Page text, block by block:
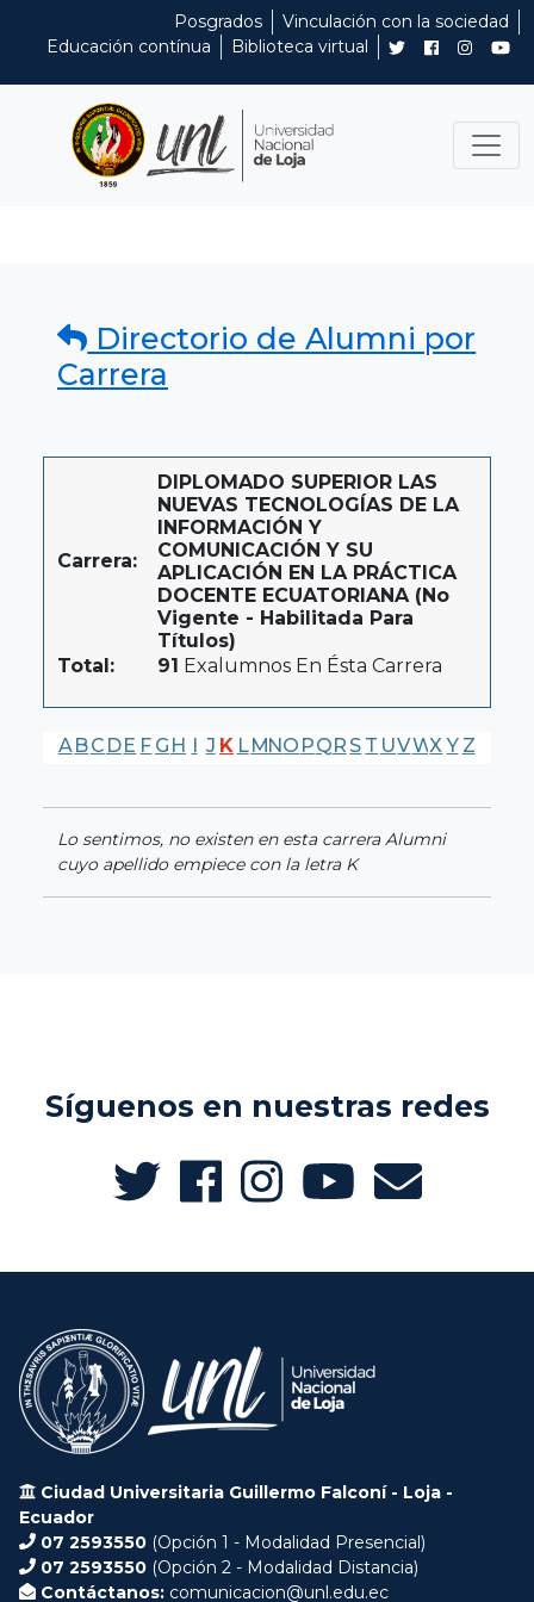
Posgrados
Vinculación con la sociedad
Educación contínua
Biblioteca virtual
Directorio de Alumni por
Carrera
Carrera:
DIPLOMADO SUPERIOR LAS
NUEVAS TECNOLOGÍAS DE LA
INFORMACIÓN Y
COMUNICACIÓN Y SU
APLICACIÓN EN LA PRÁCTICA
DOCENTE ECUATORIANA (No
Vigente - Habilitada Para
Títulos)
Total:
91 Exalumnos En Ésta Carrera
A BC DE F G H I J K LMNO PQR S T UVWX Y Z
Lo sentimos, no existen en esta carrera Alumni
cuyo apellido empiece con la letra K
Síguenos en nuestras redes
Ciudad Universitaria Guillermo Falconí - Loja -
Ecuador
07 2593550 (Opción 1 - Modalidad Presencial)
07 2593550 (Opción 2 - Modalidad Distancia)
Contáctanos: comunicacion@unl.edu.ec